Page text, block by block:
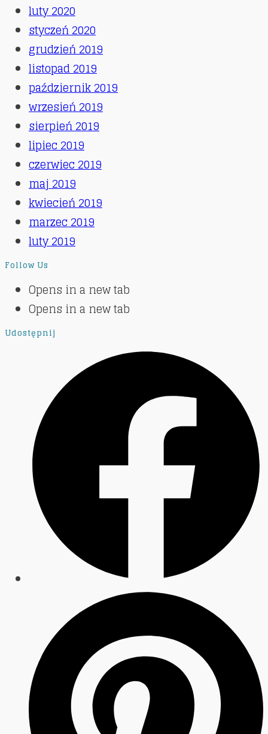
luty 2020
styczeń 2020
grudzień 2019
listopad 2019
październik 2019
wrzesień 2019
sierpień 2019
lipiec 2019
czerwiec 2019
maj 2019
kwiecień 2019
marzec 2019
luty 2019
Follow Us
Opens in a new tab
Opens in a new tab
Udostępnij